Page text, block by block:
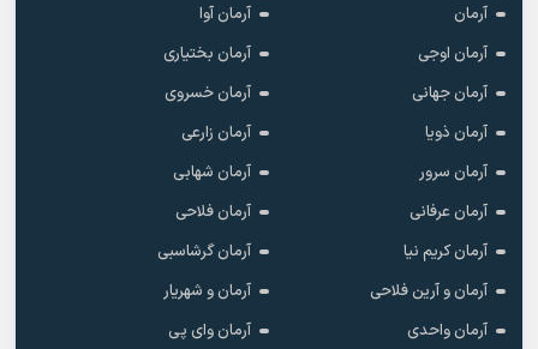
آرمان
آرمان آوا
آرمان اوجی
آرمان بختیاری
آرمان جهانی
آرمان خسروی
آرمان ذویا
آرمان زارعی
آرمان سرور
آرمان شهابی
آرمان عرفانی
آرمان فلاحی
آرمان کریم نیا
آرمان گرشاسبی
آرمان و آرین فلاحی
آرمان و شهریار
آرمان واحدی
آرمان وای پی